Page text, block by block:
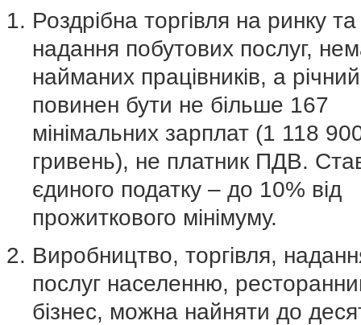
Роздрібна торгівля на ринку та
надання побутових послуг,
найманих працівників, а
повинен бути не більше 167
мінімальних зарплат (1 118
гривень), не платник ПДВ.
єдиного податку – до 10% від
прожиткового мінімуму.
Виробництво, торгівля,
послуг населенню,
бізнес, можна найняти до